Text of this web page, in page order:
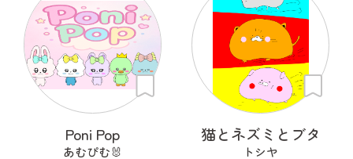
Poni Pop
あむぴむ🐰
猫とネズミとブタ
トシヤ